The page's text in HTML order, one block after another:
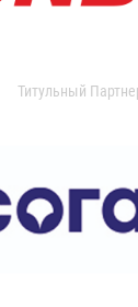
Титульный